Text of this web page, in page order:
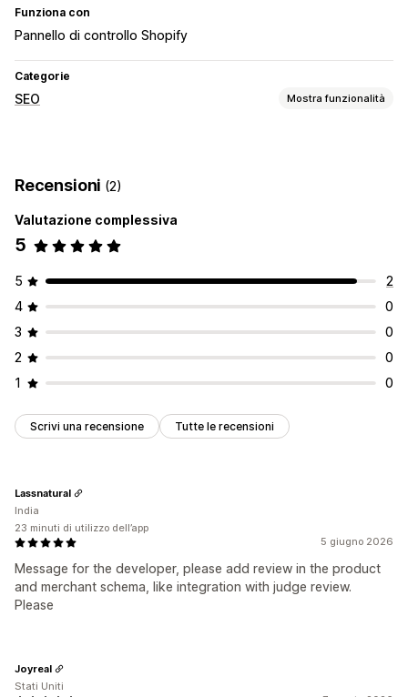
Funziona con
Pannello di controllo Shopify
Categorie
SEO Mostra funzionalità
Punteggio SEO
Recensioni (2)
Valutazione complessiva
5
5
2
4
0
3
0
2
0
1
0
Scrivi una recensione Tutte le recensioni
5 giugno 2026
Message for the developer, please add review in the product
and merchant schema, like integration with judge review.
Please
Lassnatural
India
23 minuti di utilizzo dell’app
Joyreal
Stati Uniti